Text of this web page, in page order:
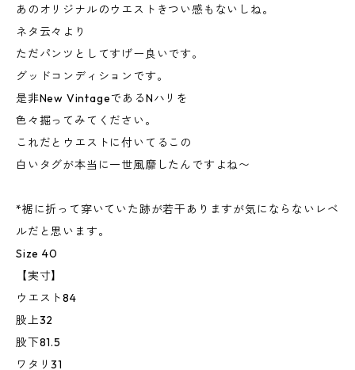
あのオリジナルのウエストきつい感もないしね。
ネタ云々より
ただパンツとしてすげー良いです。
グッドコンディションです。
是非New VintageであるNハリを
色々掘ってみてください。
これだとウエストに付いてるこの
白いタグが本当に一世風靡したんですよね〜
*裾に折って穿いていた跡が若干ありますが気にならないレベ
ルだと思います。
Size 40
【実寸】
ウエスト84
股上32
股下81.5
ワタリ31